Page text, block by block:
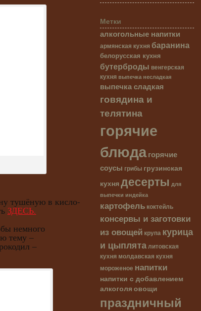
тушёную в кисло-
ЗДЕСЬ.
немного
тему –
–
Метки
алкогольные напитки
армянская кухня баранина
белорусская кухня
бутерброды венгерская
кухня выпечка несладкая
выпечка сладкая
говядина и
телятина
горячие
блюдагорячие
соусы грибы грузинская
кухня десерты для
выпечки индейка
картофель коктейль
консервы и заготовки
из овощей крупа курица
и цыпляталитовская
кухня молдавская кухня
мороженое напитки
напитки с добавлением
алкоголя овощи
праздничный